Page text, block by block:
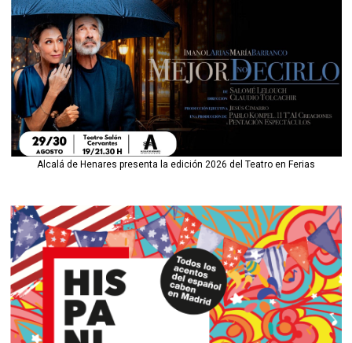
Alcalá de Henares presenta la edición 2026 del Teatro en Ferias